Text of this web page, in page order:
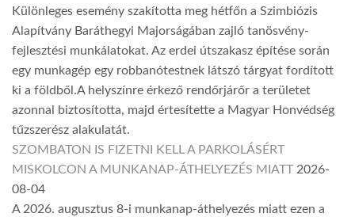
Különleges esemény szakította meg hétfőn a Szimbiózis
Alapítvány Baráthegyi Majorságában zajló tanösvény-
fejlesztési munkálatokat. Az erdei útszakasz építése során
egy munkagép egy robbanótestnek látszó tárgyat fordított
ki a földből.A helyszínre érkező rendőrjárőr a területet
azonnal biztosította, majd értesítette a Magyar Honvédség
tűzszerész alakulatát.
SZOMBATON IS FIZETNI KELL A PARKOLÁSÉRT
MISKOLCON A MUNKANAP-ÁTHELYEZÉS MIATT 2026-
08-04
A 2026. augusztus 8-i munkanap-áthelyezés miatt ezen a